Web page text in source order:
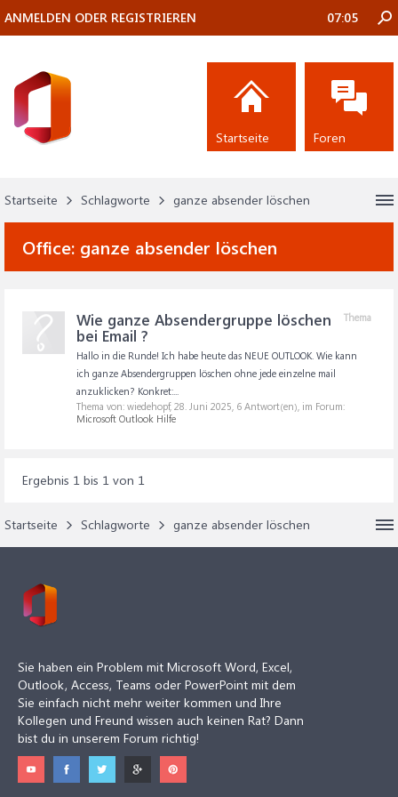
Startseite Schlagworte ganze absender löschen
Office: ganze absender löschen
Thema
Wie ganze Absendergruppe löschen
bei Email ?
Hallo in die Runde! Ich habe heute das NEUE OUTLOOK. Wie kann
ich ganze Absendergruppen löschen ohne jede einzelne mail
anzuklicken? Konkret:...
Thema von: wiedehopf, 28. Juni 2025, 6 Antwort(en), im Forum:
Microsoft Outlook Hilfe
Ergebnis 1 bis 1 von 1
Startseite Schlagworte ganze absender löschen
ANMELDEN ODER REGISTRIEREN 07:05
Startseite Foren
Sie haben ein Problem mit Microsoft Word, Excel,
Outlook, Access, Teams oder PowerPoint mit dem
Sie einfach nicht mehr weiter kommen und Ihre
Kollegen und Freund wissen auch keinen Rat? Dann
bist du in unserem Forum richtig!